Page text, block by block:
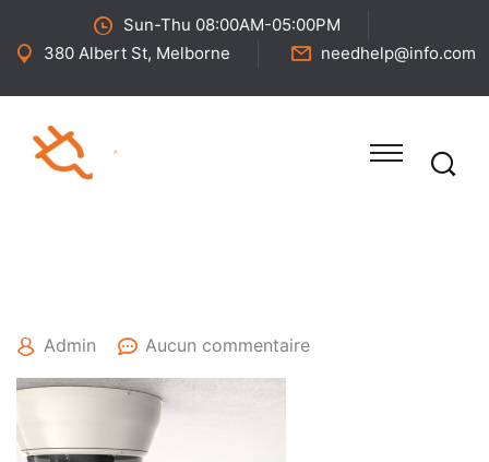
Sun-Thu 08:00AM-05:00PM
380 Albert St, Melborne
needhelp@info.com
Admin Aucun commentaire